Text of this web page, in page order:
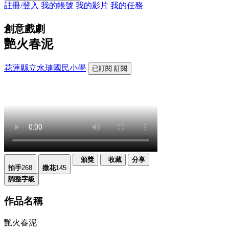
註冊/登入 我的帳號 我的影片 我的任務
創意戲劇
艷火春泥
花蓮縣立水璉國民小學 已訂閱 訂閱
拍手268 撒花145
頒獎 收藏 分享
調整字級
作品名稱
艷火春泥